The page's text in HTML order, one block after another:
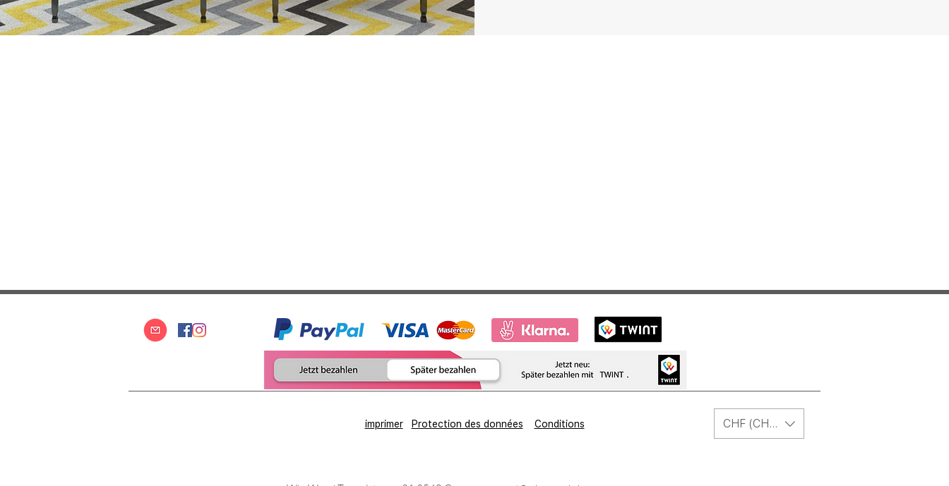
CHF (CHF)
imprimer Protection des données Conditions